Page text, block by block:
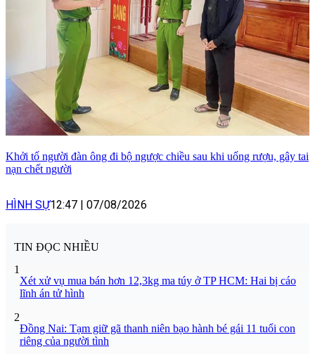
Khởi tố người đàn ông đi bộ ngược chiều sau khi uống rượu, gây tai
nạn chết người
HÌNH SỰ12:47 | 07/08/2026
TIN ĐỌC NHIỀU
1
Xét xử vụ mua bán hơn 12,3kg ma túy ở TP HCM: Hai bị cáo
lĩnh án tử hình
2
Đồng Nai: Tạm giữ gã thanh niên bạo hành bé gái 11 tuổi con
riêng của người tình